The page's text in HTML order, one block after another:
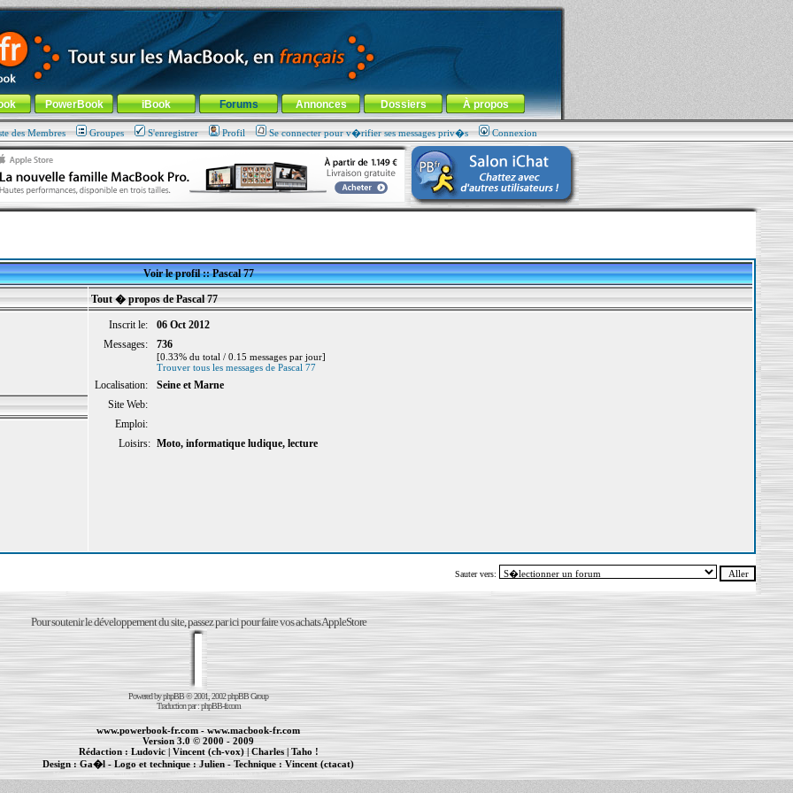
! -Aller au menu de la rubrique
PowerBook iBook Forums Annonces Dossiers À propos
des Membres Groupes S'enregistrer Profil Se connecter pour v�rifier ses messages priv�s Connexion
Voir le profil :: Pascal 77
Tout � propos de Pascal 77
Inscrit le:
06 Oct 2012
Messages:
736
[0.33% du total / 0.15 messages par jour]
Trouver tous les messages de Pascal 77
Localisation:
Seine et Marne
Site Web:
Emploi:
Loisirs: Moto, informatique ludique, lecture
Sauter vers:
Pour soutenir le développement du site, passez par ici pour faire vos achats AppleStore
Powered byphpBB© 2001, 2002 phpBB Group
Traduction par :phpBB-fr.com
www.powerbook-fr.com-www.macbook-fr.com
Version 3.0 © 2000 - 2009
Rédaction :Ludovic|Vincent (ch-vox)|Charles|Taho !
Design :Ga�l - Logo et technique :Julien- Technique :Vincent (ctacat)